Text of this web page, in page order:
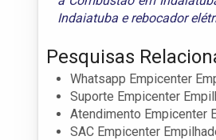
Indaiatuba erebocador
Pesquisas
Whatsapp Empicenter
Suporte Empicenter
Atendimento Empicenter
SAC Empicenter